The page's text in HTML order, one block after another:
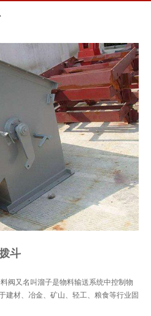
斗
阀又名叫溜子是物料输送系统中控制物
建材、冶金、矿山、轻工、粮食等行业固